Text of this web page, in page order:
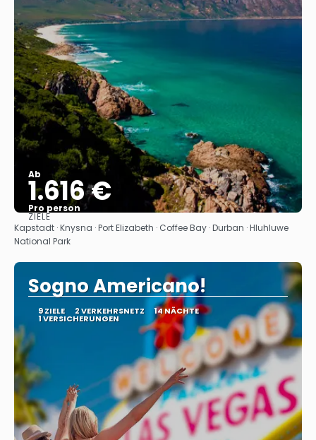
Ab
1.616 €
Pro person
Sehen
ZIELE
Kapstadt · Knysna · Port Elizabeth · Coffee Bay · Durban · Hluhluwe
National Park
Sogno Americano!
9 ZIELE 2 VERKEHRSNETZ 14 NÄCHTE
1 VERSICHERUNGEN